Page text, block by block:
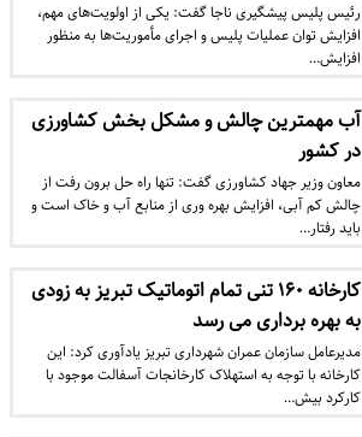
​رئیس پلیس پیشگیری ناجا گفت: یکی از اولویت‌های مهم،
افزایش توان عملیات پلیس و اجرای مأموریت‌ها به منظور
افزایش…
آب مهمترین چالش و مشکل بخش کشاورزی
در کشور
معاون وزیر جهاد کشاورزی گفت: تنها راه حل برون رفت از
چالش کم آبی، افزایش بهره وری از منابع آب و خاک است و
باید رفتار…
کارخانه ۱۶۰ تنی تمام اتوماتیک تبریز به زودی
به بهره برداری می رسد
مدیرعامل سازمان عمران شهرداری تبریز یادآوری کرد: این
کارخانه با توجه به استهلاک کارخانجات آسفالت موجود با
کارکرد بیش…